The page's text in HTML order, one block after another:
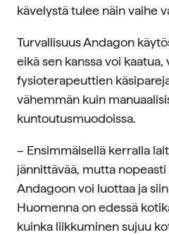
kävelystä tulee näin vaihe
Turvallisuus Andagon
eikä sen kanssa voi kaatua,
fysioterapeuttien
vähemmän kuin
kuntoutusmuodoissa.
– Ensimmäisellä kerralla
jännittävää, mutta
Andagoon voi luottaa ja
Huomenna on edessä
kuinka liikkuminen sujuu